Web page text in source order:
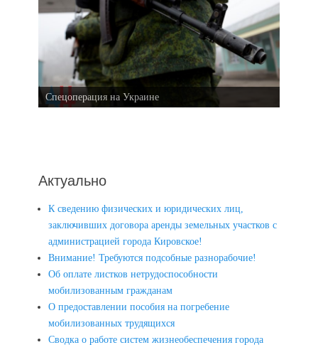
Спецоперация на Украине
Актуально
К сведению физических и юридических лиц,
заключивших договора аренды земельных участков с
администрацией города Кировское!
Внимание! Требуются подсобные разнорабочие!
Об оплате листков нетрудоспособности
мобилизованным гражданам
О предоставлении пособия на погребение
мобилизованных трудящихся
Сводка о работе систем жизнеобеспечения города